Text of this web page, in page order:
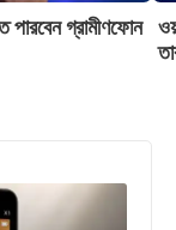
পারবেন গ্রামীণফোন